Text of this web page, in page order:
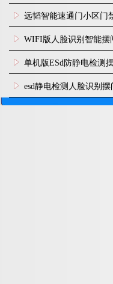
脸识别快速通道闸
远韬智能速通门小区门
闸机食堂消费摆闸
WIFI版人脸识别智能摆
机
单机版ESd防静电检测
闸机
esd静电检测人脸识别摆
安装